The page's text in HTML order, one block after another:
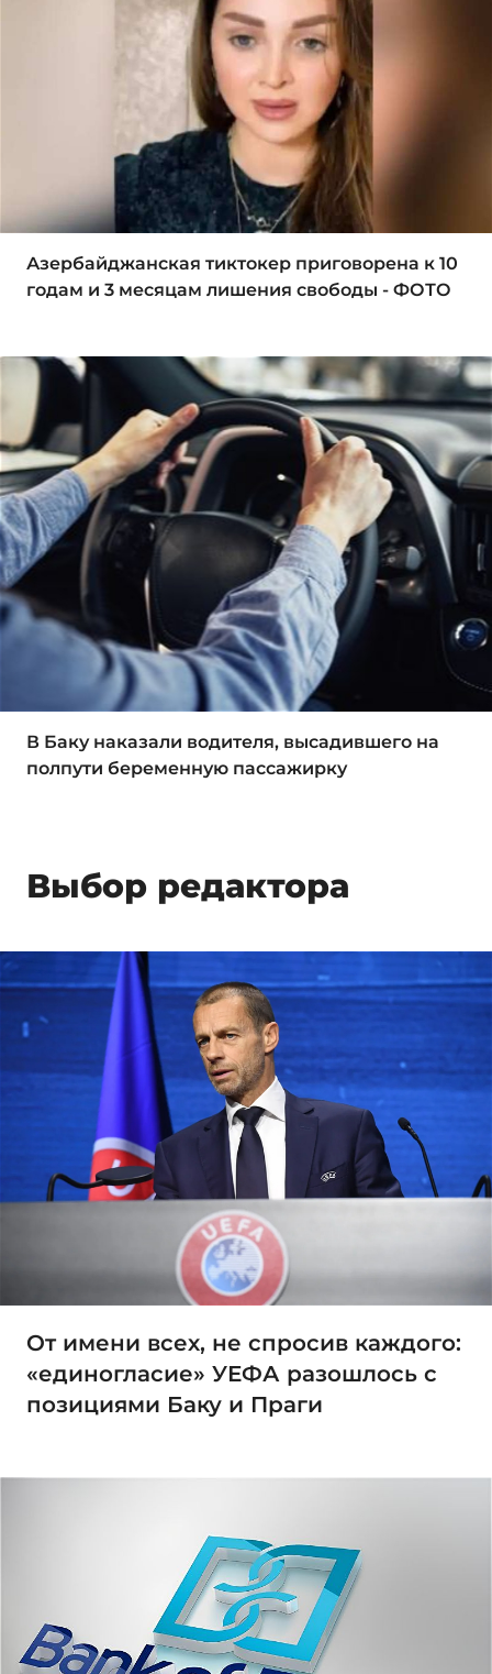
Азербайджанская тиктокер приговорена к 10
годам и 3 месяцам лишения свободы - ФОТО
В Баку наказали водителя, высадившего на
полпути беременную пассажирку
Выбор редактора
От имени всех, не спросив каждого:
«единогласие» УЕФА разошлось с
позициями Баку и Праги